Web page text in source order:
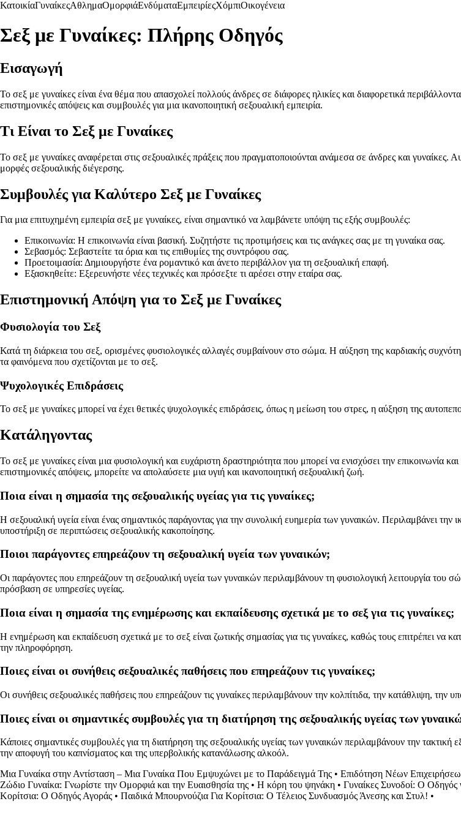
ΚατοικίαΓυναίκεςΑθλημαΟμορφιάΕνδύματαΕμπειρίεςΧόμπιΟικογένεια
Σεξ με Γυναίκες: Πλήρης Οδηγός
Εισαγωγή
Το σεξ με γυναίκες είναι ένα θέμα που απασχολεί πολλούς άνδρες σε διάφορες ηλικίες και διαφορετικά
επιστημονικές απόψεις και συμβουλές για μια ικανοποιητική σεξουαλική εμπειρία.
Τι Είναι το Σεξ με Γυναίκες
Το σεξ με γυναίκες αναφέρεται στις σεξουαλικές πράξεις που πραγματοποιούνται ανάμεσα σε άνδρες και
μορφές σεξουαλικής διέγερσης.
Συμβουλές για Καλύτερο Σεξ με Γυναίκες
Για μια επιτυχημένη εμπειρία σεξ με γυναίκες, είναι σημαντικό να λαμβάνετε υπόψη τις εξής συμβουλές:
Επικοινωνία: Η επικοινωνία είναι βασική. Συζητήστε τις προτιμήσεις και τις ανάγκες σας με τη γυναίκα σας.
Σεβασμός: Σεβαστείτε τα όρια και τις επιθυμίες της συντρόφου σας.
Προετοιμασία: Δημιουργήστε ένα ρομαντικό και άνετο περιβάλλον για τη σεξουαλική επαφή.
Εξασκηθείτε: Εξερευνήστε νέες τεχνικές και πρόσεξτε τι αρέσει στην εταίρα σας.
Επιστημονική Απόψη για το Σεξ με Γυναίκες
Φυσιολογία του Σεξ
Κατά τη διάρκεια του σεξ, ορισμένες φυσιολογικές αλλαγές συμβαίνουν στο σώμα. Η αύξηση της καρδιακής
τα φαινόμενα που σχετίζονται με το σεξ.
Ψυχολογικές Επιδράσεις
Το σεξ με γυναίκες μπορεί να έχει θετικές ψυχολογικές επιδράσεις, όπως η μείωση του στρες, η αύξηση της
Κατάληγοντας
Το σεξ με γυναίκες είναι μια φυσιολογική και ευχάριστη δραστηριότητα που μπορεί να ενισχύσει την
επιστημονικές απόψεις, μπορείτε να απολαύσετε μια υγιή και ικανοποιητική σεξουαλική ζωή.
Ποια είναι η σημασία της σεξουαλικής υγείας για τις γυναίκες;
Η σεξουαλική υγεία είναι ένας σημαντικός παράγοντας για την συνολική ευημερία των γυναικών. Περιλαμβάνει
υποστήριξη σε περιπτώσεις σεξουαλικής κακοποίησης.
Ποιοι παράγοντες επηρεάζουν τη σεξουαλική υγεία των γυναικών;
Οι παράγοντες που επηρεάζουν τη σεξουαλική υγεία των γυναικών περιλαμβάνουν τη φυσιολογική λειτουργία του
πρόσβαση σε υπηρεσίες υγείας.
Ποια είναι η σημασία της ενημέρωσης και εκπαίδευσης σχετικά με το σεξ για τις γυναίκες;
Η ενημέρωση και εκπαίδευση σχετικά με το σεξ είναι ζωτικής σημασίας για τις γυναίκες, καθώς τους επιτρέπει
την πληροφόρηση.
Ποιες είναι οι συνήθεις σεξουαλικές παθήσεις που επηρεάζουν τις γυναίκες;
Οι συνήθεις σεξουαλικές παθήσεις που επηρεάζουν τις γυναίκες περιλαμβάνουν την κολπίτιδα, την κατάθλιψη, την
Ποιες είναι οι σημαντικές συμβουλές για τη διατήρηση της σεξουαλικής υγείας των
Κάποιες σημαντικές συμβουλές για τη διατήρηση της σεξουαλικής υγείας των γυναικών περιλαμβάνουν την
την αποφυγή του καπνίσματος και της υπερβολικής κατανάλωσης αλκοόλ.
Μια Γυναίκα στην Αντίσταση – Μια Γυναίκα Που Εμψυχώνει με το Παράδειγμά Της • Επιδότηση Νέων
Ζώδιο Γυναίκα: Γνωρίστε την Ομορφιά και την Ευαισθησία της • Η κόρη του ψηνάκη • Γυναίκες Συνοδοί: Ο
Κορίτσια: Ο Οδηγός Αγοράς • Παιδικά Μπουρνούζια Για Κορίτσια: Ο Τέλειος Συνδυασμός Άνεσης και Στυλ! •